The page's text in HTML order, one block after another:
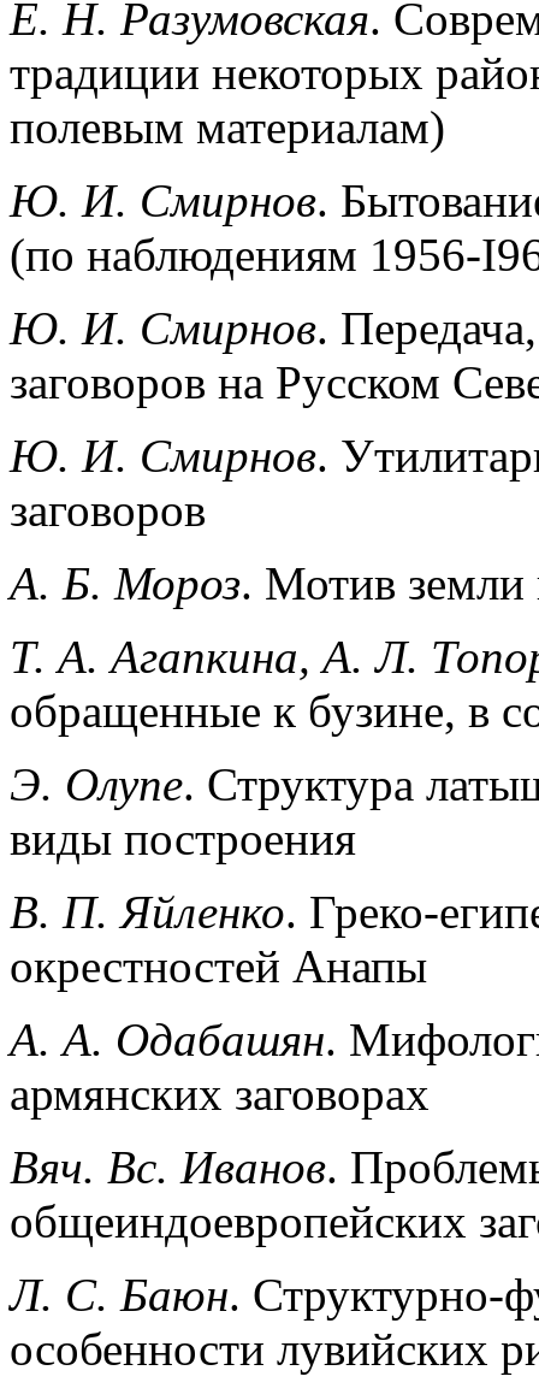
Е. Н. Разумовская.
традиции некоторых
полевым материалам)
Ю. И. Смирнов.
(по наблюдениям 1956-
Ю. И. Смирнов.
заговоров на Русском
Ю. И. Смирнов.
заговоров
A. Б. Мороз. Мотив земли
Т. А. Агапкина, А. Л.
обращенные к бузине, в
Э. Олупе. Структура
виды построения
B. П. Яйленко. Греко-
окрестностей Анапы
А. А. Одабашян.
армянских заговорах
Вяч. Вс. Иванов.
общеиндоевропейских
Л. С. Баюн. Структурно-
особенности лувийских